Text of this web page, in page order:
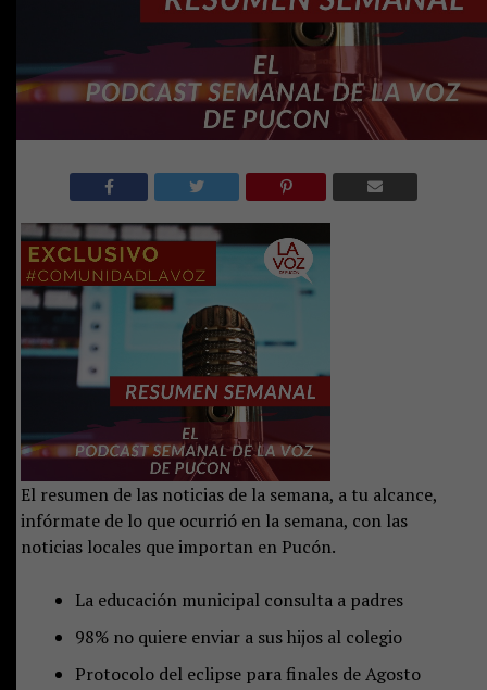
El resumen de las noticias de la semana, a tu alcance,
infórmate de lo que ocurrió en la semana, con las
noticias locales que importan en Pucón.
La educación municipal consulta a padres
98% no quiere enviar a sus hijos al colegio
Protocolo del eclipse para finales de Agosto